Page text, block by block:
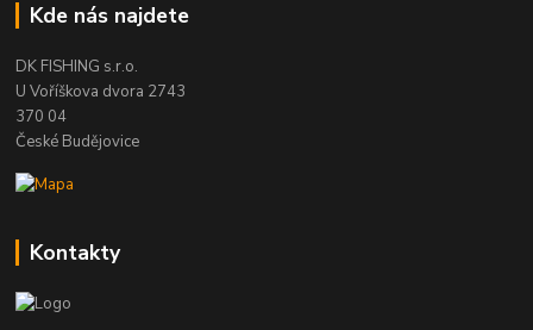
Kde nás najdete
DK FISHING s.r.o.
U Voříškova dvora 2743
370 04
České Budějovice
Kontakty